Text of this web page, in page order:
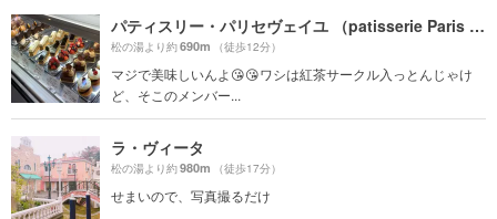
パティスリー・パリセヴェイユ （patisserie Paris S'eveille）
松の湯より約690m （徒歩12分）
マジで美味しいんよ😘😘ワシは紅茶サークル入っとんじゃけ
ど、そこのメンバー...
ラ・ヴィータ
松の湯より約980m （徒歩17分）
せまいので、写真撮るだけ